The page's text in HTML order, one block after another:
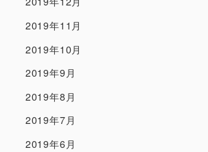
2019年11月
2019年10月
2019年9月
2019年8月
2019年7月
2019年6月